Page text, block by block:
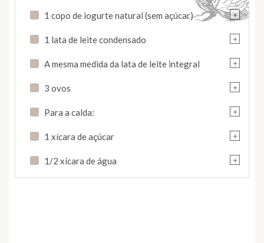
+
1 copo de iogurte natural (sem açúcar)
+
1 lata de leite condensado
+
A mesma medida da lata de leite integral
+
3 ovos
+
Para a calda:
+
1 xícara de açúcar
+
1/2 xícara de água